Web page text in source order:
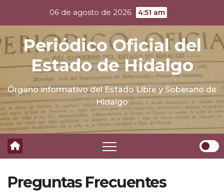
content
06 de agosto de 2026 4:51 am
Periódico Oficial del
Estado de Hidalgo
Órgano informativo del Estado Libre y Soberano de
Hidalgo
Preguntas Frecuentes